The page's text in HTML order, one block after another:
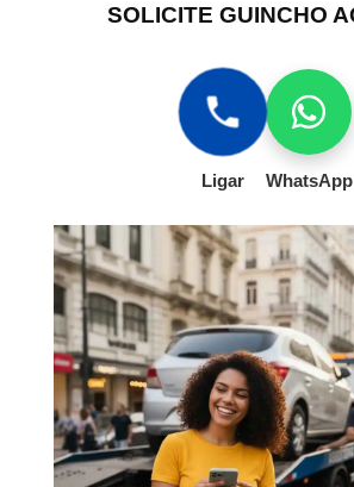
SOLICITE GUINCHO
Ligar WhatsApp